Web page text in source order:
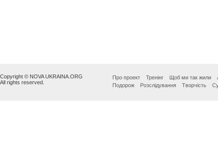
Copyright © NOVA UKRAINA.ORG
All rights reserved.
Про проект Тренінг Щоб ми так жили
Подорож
Розслідування Творчість